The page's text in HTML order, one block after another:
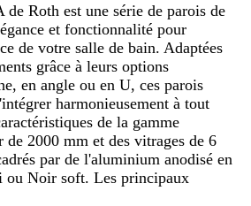
Roth est une série de parois de
et fonctionnalité pour
de votre salle de bain. Adaptées
grâce à leurs options
en angle ou en U, ces parois
harmonieusement à tout
de la gamme
de 2000 mm et des vitrages de 6
par de l'aluminium anodisé en
Noir soft. Les principaux